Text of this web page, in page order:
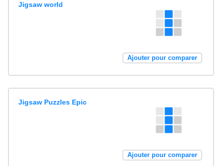
Jigsaw world
Ajouter pour comparer
Jigsaw Puzzles Epic
Ajouter pour comparer